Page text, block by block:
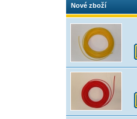
Nové zboží